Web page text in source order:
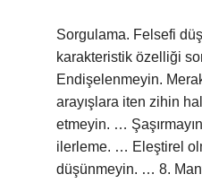
Sorgulama. Felsefi
karakteristik özelliği
Endişelenmeyin.
arayışlara iten zihin
etmeyin. …
ilerleme. … Eleştirel
düşünmeyin. … 8.